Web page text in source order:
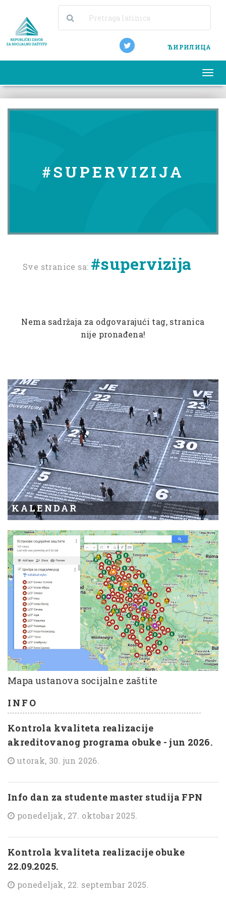
ЋИРИЛИЦА
#SUPERVIZIJA
Sve stranice sa: #supervizija
Nema sadržaja za odgovarajući tag, stranica
nije pronađena!
KALENDAR
Mapa ustanova socijalne zaštite
INFO
Kontrola kvaliteta realizacije
akreditovanog programa obuke - jun 2026.
utorak, 30. jun 2026.
Info dan za studente master studija FPN
ponedeljak, 27. oktobar 2025.
Kontrola kvaliteta realizacije obuke
22.09.2025.
ponedeljak, 22. septembar 2025.